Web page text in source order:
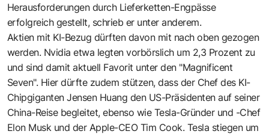
Herausforderungen durch Lieferketten-Engpässe
erfolgreich gestellt, schrieb er unter anderem.
Aktien mit KI-Bezug dürften davon mit nach oben gezogen
werden. Nvidia etwa legten vorbörslich um 2,3 Prozent zu
und sind damit aktuell Favorit unter den "Magnificent
Seven". Hier dürfte zudem stützen, dass der Chef des KI-
Chipgiganten Jensen Huang den US-Präsidenten auf seiner
China-Reise begleitet, ebenso wie Tesla-Gründer und -Chef
Elon Musk und der Apple-CEO Tim Cook. Tesla stiegen um